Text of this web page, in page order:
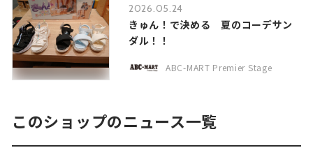
2026.05.24
きゅん！で決める 夏のコーデサン
ダル！！
ABC-MART Premier Stage
このショップのニュース一覧